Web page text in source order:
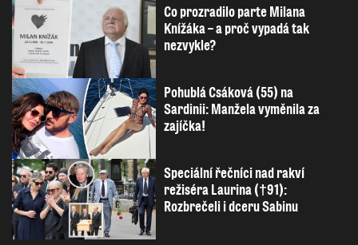
Co prozradilo parte Milana
Knížáka – a proč vypadá tak
nezvykle?
Pohublá Csáková (55) na
Sardinii: Manžela vyměnila za
zajíčka!
Speciální řečníci nad rakví
režiséra Laurina (†91):
Rozbrečeli i dceru Sabinu